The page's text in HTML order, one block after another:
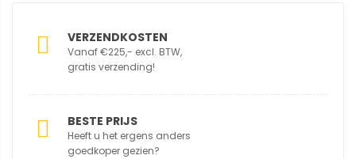
VERZENDKOSTEN
Vanaf €225,- excl. BTW,
gratis verzending!
BESTE PRIJS
Heeft u het ergens anders
goedkoper gezien?